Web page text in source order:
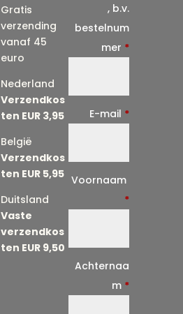
Gratis
verzending
vanaf 45
euro
Nederland
Verzendkos
ten EUR 3,95
België
Verzendkos
ten EUR 5,95
Duitsland
Vaste
verzendkos
ten EUR 9,50
, b.v.
bestelnum
mer *
E-mail *
Voornaam
*
Achternaa
m *